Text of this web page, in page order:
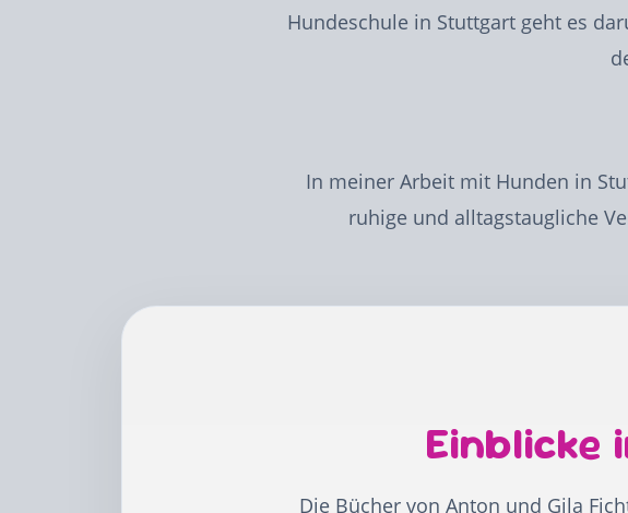
Hundeschule in Stuttgart geht es
In meiner Arbeit mit Hunden in
ruhige und alltagstaugliche
Einblicke
Die Bücher von Anton und Gila